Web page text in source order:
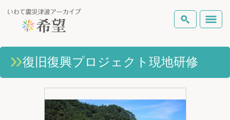
いわて震災津波アーカイブとは
復旧復興プロジェクト現地研修